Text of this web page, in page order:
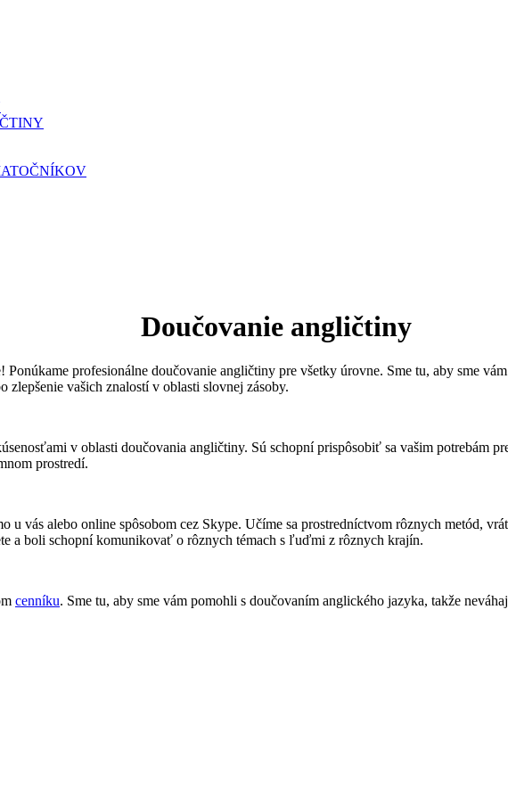
Doučovanie angličtiny
profesionálne doučovanie angličtiny pre všetky úrovne. Sme tu, aby sme
vašich znalostí v oblasti slovnej zásoby.
v oblasti doučovania angličtiny. Sú schopní prispôsobiť sa vašim potrebám
prostredí.
vás alebo online spôsobom cez Skype. Učíme sa prostredníctvom rôznych metód,
a boli schopní komunikovať o rôznych témach s ľuďmi z rôznych krajín.
cenníku. Sme tu, aby sme vám pomohli s doučovaním anglického jazyka, takže